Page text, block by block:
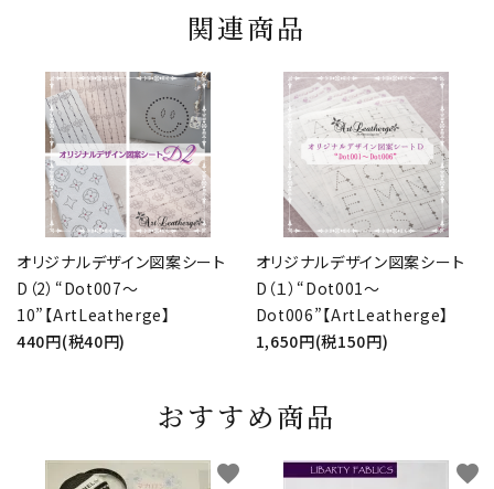
関連商品
オリジナルデザイン図案シート
D（2）“Dot007～
10”【ArtLeatherge】
440円(税40円)
オリジナルデザイン図案シート
D（１）“Dot001～
Dot006”【ArtLeatherge】
1,650円(税150円)
おすすめ商品
favorite favorite